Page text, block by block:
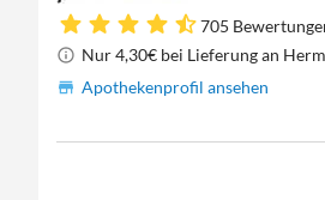
705
Nur 4,30€ bei Lieferung an
Apothekenprofil ansehen